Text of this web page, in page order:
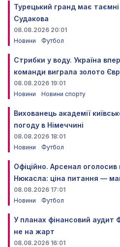
Турецький гранд має
Судакова
08.08.2026 20:01
Новини
Футбол
Стрибки у воду. Україна
команди виграла золото
08.08.2026 19:01
Новини
Новини спорту
Вихованець академії
погоду в Німеччині
08.08.2026 18:01
Новини
Футбол
Офіційно. Арсенал оголосив
Нюкасла: ціна питання —
08.08.2026 17:01
Новини
Футбол
У планах фінансовий аудит
не на жарт
08.08.2026 16:01